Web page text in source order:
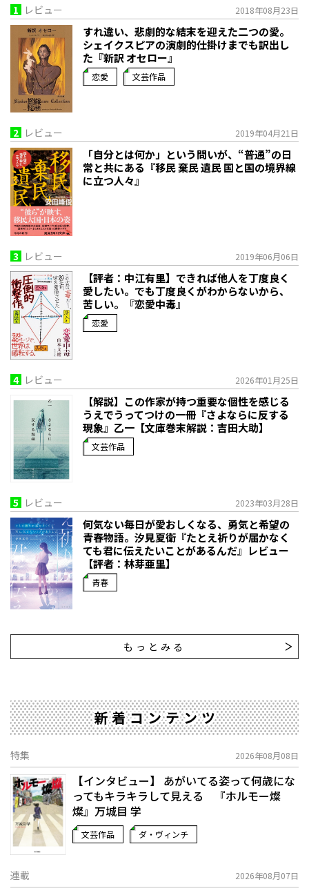
1 レビュー 2018年08月23日
すれ違い、悲劇的な結末を迎えた二つの愛。
シェイクスピアの演劇的仕掛けまでも訳出し
た『新訳 オセロー』
恋愛 文芸作品
2 レビュー 2019年04月21日
「自分とは何か」という問いが、“普通”の日
常と共にある『移民 棄民 遺民 国と国の境界線
に立つ人々』
3 レビュー 2019年06月06日
【評者：中江有里】できれば他人を丁度良く
愛したい。でも丁度良くがわからないから、
苦しい。『恋愛中毒』
恋愛
4 レビュー 2026年01月25日
【解説】この作家が持つ重要な個性を感じる
うえでうってつけの一冊――『さよならに反する
現象』乙一【文庫巻末解説：吉田大助】
文芸作品
5 レビュー 2023年03月28日
何気ない毎日が愛おしくなる、勇気と希望の
青春物語。――汐見夏衛『たとえ祈りが届かなく
ても君に伝えたいことがあるんだ』レビュー
【評者：林芽亜里】
青春
もっとみる
新着コンテンツ
特集 2026年08月08日
【インタビュー】 あがいてる姿って何歳にな
ってもキラキラして見える 『ホルモー燦
燦』万城目 学
文芸作品 ダ・ヴィンチ
連載 2026年08月07日